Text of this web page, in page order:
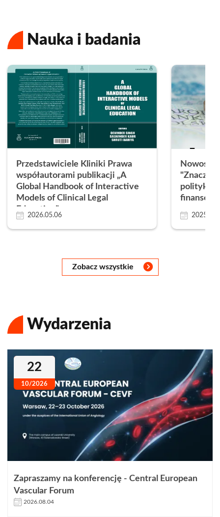
Nauka i badania
Przedstawiciele Kliniki Prawa
współautorami publikacji „A
Global Handbook of Interactive
Models of Clinical Legal
Education”
2026.05.06
Nowość
polityki
finansów
Zobacz wszystkie
Wydarzenia
22
10/2026
Zapraszamy na konferencję - Central European
Vascular Forum
2026.08.04